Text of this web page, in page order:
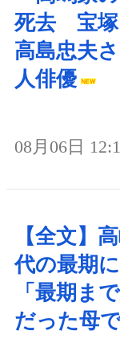
死去 宝塚
高島忠夫
人俳優
08月06日
【全文】
代の最期
「最期ま
だった母